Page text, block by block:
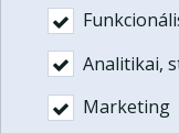
fizetéssel
fizetéssel
PDF
Analitikai,
Marketing